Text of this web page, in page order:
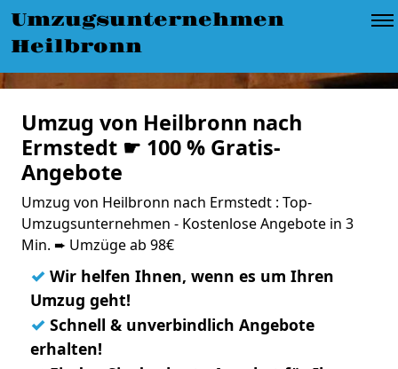
Umzugsunternehmen
Heilbronn
Umzug von Heilbronn nach
Ermstedt ☛ 100 % Gratis-
Angebote
Umzug von Heilbronn nach Ermstedt : Top-
Umzugsunternehmen - Kostenlose Angebote in 3
Min. ➨ Umzüge ab 98€
✓ Wir helfen Ihnen, wenn es um Ihren
Umzug geht!
✓ Schnell & unverbindlich Angebote
erhalten!